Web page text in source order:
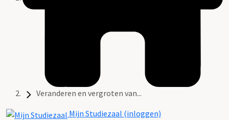
Veranderen en vergroten van...
Mijn Studiezaal (inloggen)